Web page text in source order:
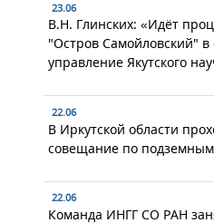
23.06
В.Н. Глинских: «Идёт
"Остров Самойловский" в
управление Якутского
22.06
В Иркутской области
совещание по подземным
22.06
Команда ИНГГ СО РАН